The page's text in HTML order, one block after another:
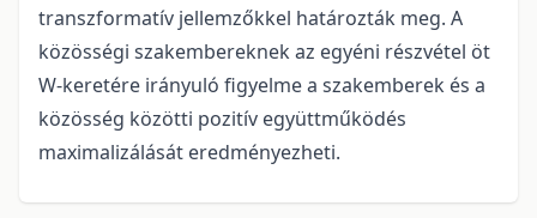
transzformatív jellemzőkkel határozták meg. A
közösségi szakembereknek az egyéni részvétel öt
W-keretére irányuló figyelme a szakemberek és a
közösség közötti pozitív együttműködés
maximalizálását eredményezheti.